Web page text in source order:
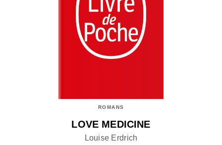
ROMANS
LOVE MEDICINE
Louise Erdrich